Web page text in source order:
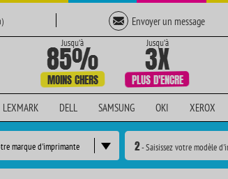
Envoyer un message
LEXMARK DELL SAMSUNG OKI XEROX
marque d'imprimante 2- Saisissez votre modèle